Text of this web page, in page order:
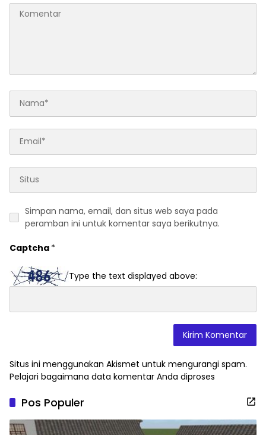
Simpan nama, email, dan situs web saya pada
peramban ini untuk komentar saya berikutnya.
Captcha *
Type the text displayed above:
Situs ini menggunakan Akismet untuk mengurangi spam.
Pelajari bagaimana data komentar Anda diproses
Pos Populer